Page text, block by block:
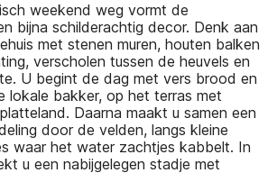
weekend weg vormt de
bijna schilderachtig decor. Denk aan
met stenen muren, houten balken
verscholen tussen de heuvels en
U begint de dag met vers brood en
lokale bakker, op het terras met
Daarna maakt u samen een
door de velden, langs kleine
waar het water zachtjes kabbelt. In
u een nabijgelegen stadje met